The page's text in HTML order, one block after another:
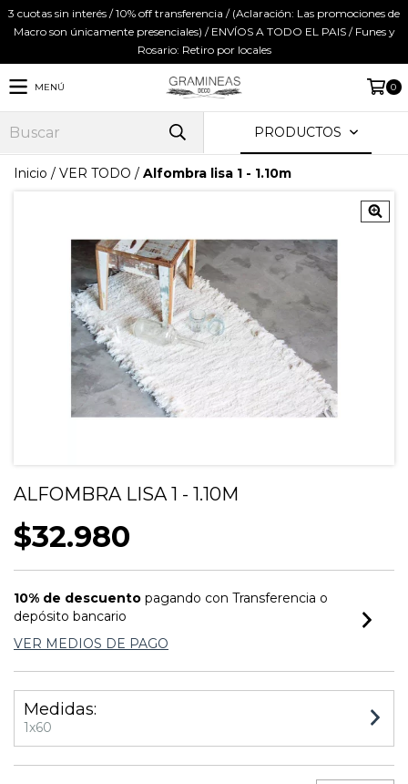
3 cuotas sin interés / 10% off transferencia / (Aclaración: Las promociones de
Macro son únicamente presenciales) / ENVÍOS A TODO EL PAIS / Funes y
Rosario: Retiro por locales
MENÚ 0
PRODUCTOS
Inicio / VER TODO / Alfombra lisa 1 - 1.10m
ALFOMBRA LISA 1 - 1.10M
$32.980
10% de descuento pagando con Transferencia o
depósito bancario
VER MEDIOS DE PAGO
Medidas:
1x60